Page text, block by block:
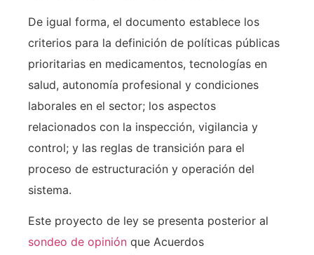
De igual forma, el documento establece los
criterios para la definición de políticas públicas
prioritarias en medicamentos, tecnologías en
salud, autonomía profesional y condiciones
laborales en el sector; los aspectos
relacionados con la inspección, vigilancia y
control; y las reglas de transición para el
proceso de estructuración y operación del
sistema.
Este proyecto de ley se presenta posterior al
sondeo de opinión que Acuerdos